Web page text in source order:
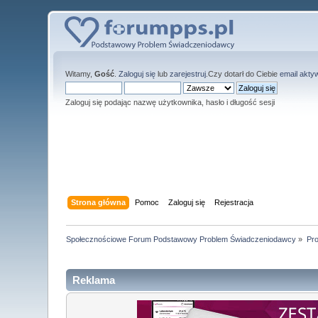
Witamy,Gość .Zaloguj się lubzarejestruj .Czy dotarł do Ciebieemail
Zaloguj się podając nazwę użytkownika, hasło i długość sesji
Strona główna Pomoc Zaloguj się Rejestracja
Społecznościowe Forum Podstawowy Problem Świadczeniodawcy »
Reklama